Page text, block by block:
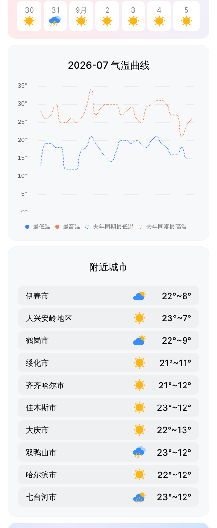
30 31 9月 2 3 4 5
2026-07 气温曲线
最低温 最高温 去年同期最低温 去年同期最高温
附近城市
伊春市 22°~8°
大兴安岭地区 23°~7°
鹤岗市 22°~9°
绥化市 21°~11°
齐齐哈尔市 21°~12°
佳木斯市 23°~12°
大庆市 22°~13°
双鸭山市 23°~12°
哈尔滨市 22°~12°
七台河市 23°~12°